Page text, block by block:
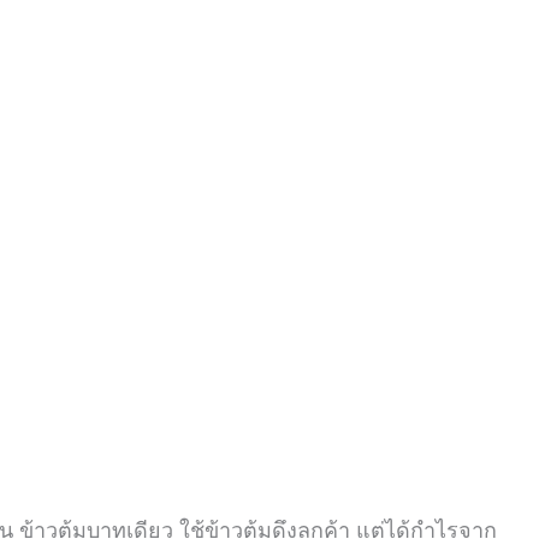
ข้าวต้มบาทเดียว ใช้ข้าวต้มดึงลูกค้า แต่ได้กำไรจาก